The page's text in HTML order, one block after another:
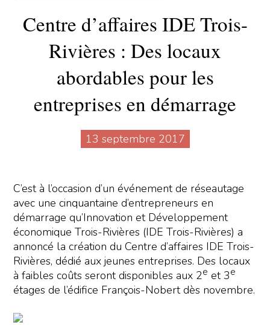
Centre d’affaires IDE Trois-
Rivières : Des locaux
abordables pour les
entreprises en démarrage
13 septembre 2017
C’est à l’occasion d’un événement de réseautage
avec une cinquantaine d’entrepreneurs en
démarrage qu’Innovation et Développement
économique Trois-Rivières (IDE Trois-Rivières) a
annoncé la création du Centre d’affaires IDE Trois-
Rivières, dédié aux jeunes entreprises. Des locaux
à faibles coûts seront disponibles aux 2e et 3e
étages de l’édifice François-Nobert dès novembre.